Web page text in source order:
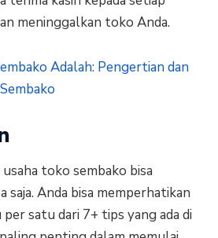
meninggalkan toko Anda.
Adalah: Pengertian dan
toko sembako bisa
saja. Anda bisa memperhatikan
satu dari 7+ tips yang ada di